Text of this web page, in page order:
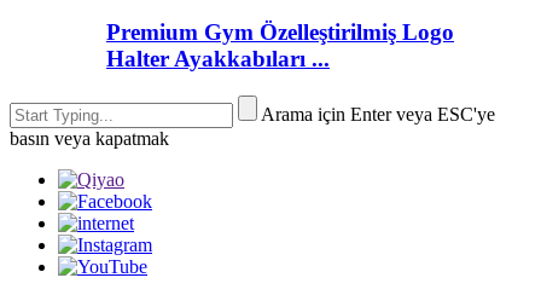
Premium Gym Özelleştirilmiş Logo
Halter Ayakkabıları ...
Arama için Enter veya ESC'ye
basın veya kapatmak